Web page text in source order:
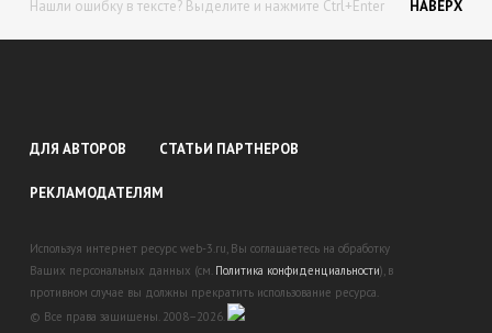
Нашли ошибку в тексте? Выделите и нажмите Ctrl+Enter НАВЕРХ
ДЛЯ АВТОРОВ СТАТЬИ ПАРТНЕРОВ
РЕКЛАМОДАТЕЛЯМ
Используя интернет ресурс web-3.ru, Вы соглашаетесь на обработку
Ваших персональных данных (см. Политика конфиденциальности), в
противном случае вы должны прекратить использование ресурса.
© Все права защищены. 2008–2026.